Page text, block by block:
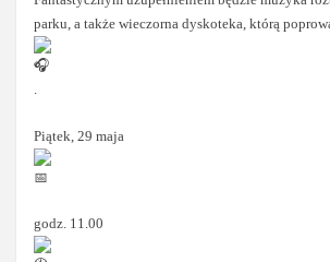
parku, a także wieczorna dyskoteka, którą
.
Piątek, 29 maja
godz. 11.00